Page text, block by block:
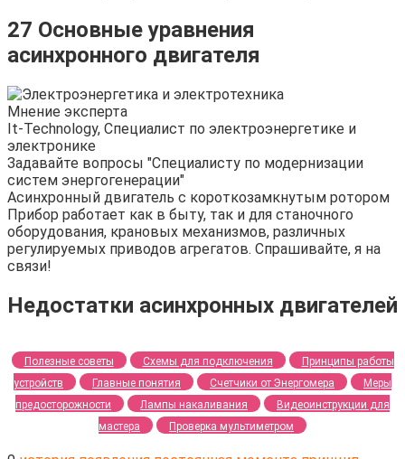
27 Основные уравнения
асинхронного двигателя
Мнение эксперта
It-Technology, Cпециалист по электроэнергетике и
электронике
Задавайте вопросы "Специалисту по модернизации
систем энергогенерации"
Асинхронный двигатель с короткозамкнутым ротором
Прибор работает как в быту, так и для станочного
оборудования, крановых механизмов, различных
регулируемых приводов агрегатов. Спрашивайте, я на
связи!
Недостатки асинхронных двигателей
Полезные советы Схемы для подключения
Принципы работы
устройств
Главные понятия Счетчики от Энергомера
Меры
предосторожности
Лампы накаливания
Видеоинструкции для
мастера
Проверка мультиметром